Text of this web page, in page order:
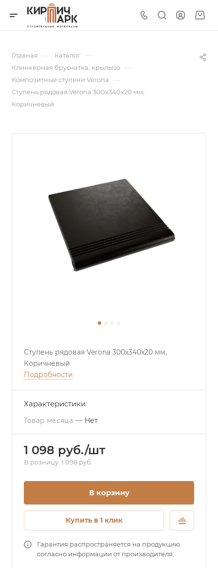
Главная — Каталог —
Клинкерная брусчатка, крыльцо —
Композитные ступени Verona —
Ступень рядовая Verona 300х340х20 мм,
Коричневый
Ступень рядовая Verona 300х340х20 мм,
Коричневый
Подробности
Характеристики
Товар месяца — Нет
1 098 руб./шт
В розницу: 1 098 руб.
В корзину
Купить в 1 клик
Гарантия распространяется на продукцию
согласно информации от производителя.